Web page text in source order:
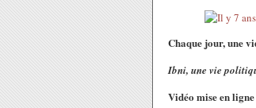
Chaque jour, une
Ibni, une vie
Vidéo mise en